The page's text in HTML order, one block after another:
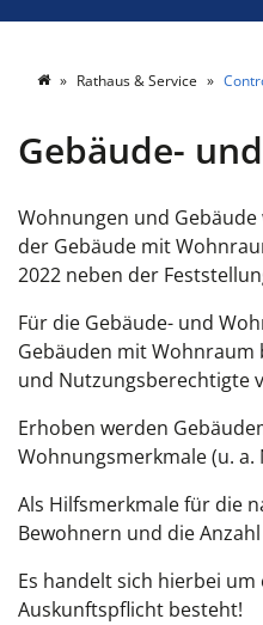
Rathaus & Service
Gebäude-
Wohnungen und
der Gebäude mit
2022 neben der
Für die Gebäude- und
Gebäuden mit Wohnraum
und Nutzungsberechtigte
Erhoben werden
Wohnungsmerkmale (u.
Als Hilfsmerkmale für die
Bewohnern und die
Es handelt sich hierbei
Auskunftspflicht besteht!